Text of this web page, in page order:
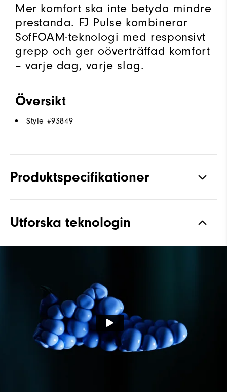
Mer komfort ska inte betyda mindre
prestanda. FJ Pulse kombinerar
SofFOAM-teknologi med responsivt
grepp och ger oöverträffad komfort
– varje dag, varje slag.
Översikt
Style #93849
Produktspecifikationer
Utforska teknologin